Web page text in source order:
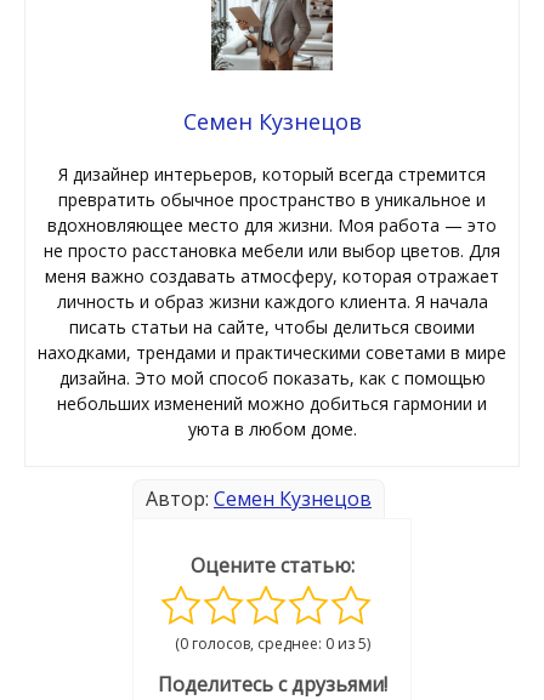
Семен Кузнецов
Я дизайнер интерьеров, который всегда стремится
превратить обычное пространство в уникальное и
вдохновляющее место для жизни. Моя работа — это
не просто расстановка мебели или выбор цветов. Для
меня важно создавать атмосферу, которая отражает
личность и образ жизни каждого клиента. Я начала
писать статьи на сайте, чтобы делиться своими
находками, трендами и практическими советами в мире
дизайна. Это мой способ показать, как с помощью
небольших изменений можно добиться гармонии и
уюта в любом доме.
Автор: Семен Кузнецов
Оцените статью:
(0 голосов, среднее: 0 из 5)
Поделитесь с друзьями!